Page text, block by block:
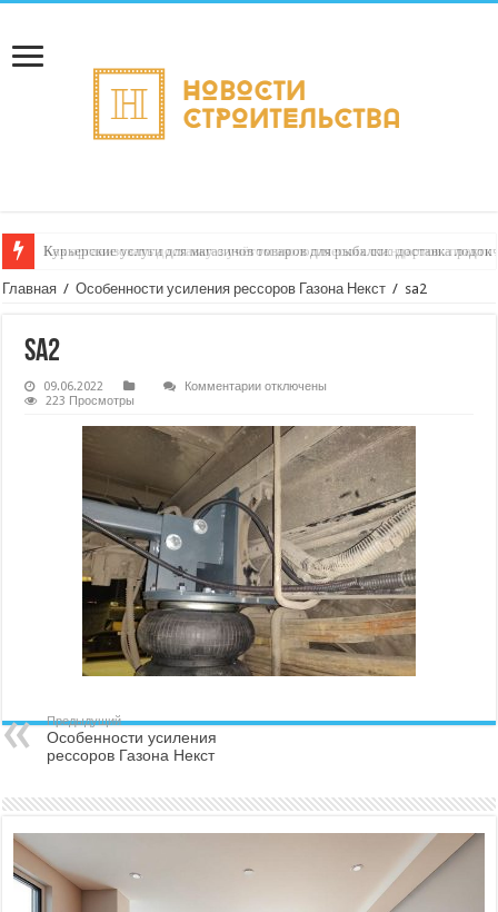
Как организовать доставку с учётом экологических стандартов:
Главная / Особенности усиления рессоров Газона Некст / sa2
sa2
09.06.2022 Комментариикотключены
223 Просмотры
Предыдущий
Особенности усиления
рессоров Газона Некст